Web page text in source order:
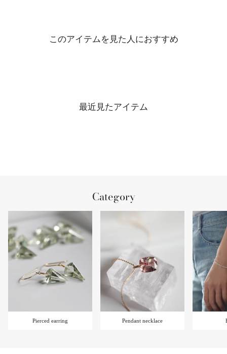
このアイテムを見た人におすすめ
最近見たアイテム
Category
Pierced earring Pendant necklace